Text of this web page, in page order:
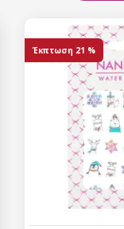
Έκπτωση 21 %